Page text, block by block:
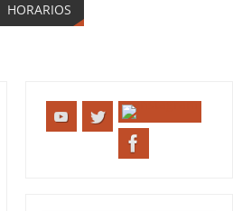
HORARIOS